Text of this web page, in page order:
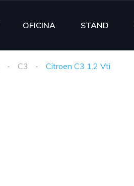
OFICINA STAND
C3 Citroen C3 1.2 Vti